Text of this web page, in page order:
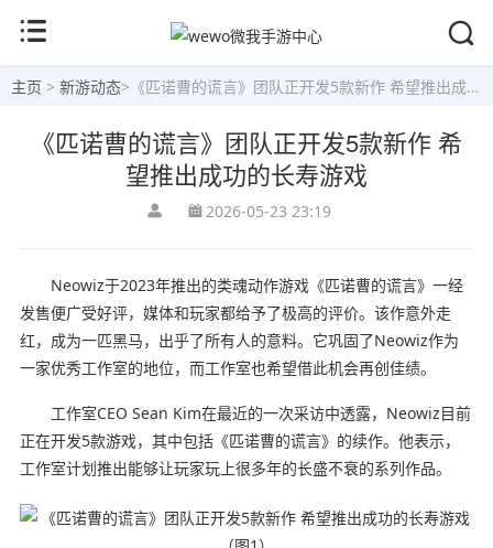
主页 > 新游动态> 《匹诺曹的谎言》团队正开发5款新作 希望推出成功的长寿游戏
《匹诺曹的谎言》团队正开发5款新作 希
望推出成功的长寿游戏
2026-05-23 23:19
Neowiz于2023年推出的类魂动作游戏《匹诺曹的谎言》一经
发售便广受好评，媒体和玩家都给予了极高的评价。该作意外走
红，成为一匹黑马，出乎了所有人的意料。它巩固了Neowiz作为
一家优秀工作室的地位，而工作室也希望借此机会再创佳绩。
工作室CEO Sean Kim在最近的一次采访中透露，Neowiz目前
正在开发5款游戏，其中包括《匹诺曹的谎言》的续作。他表示，
工作室计划推出能够让玩家玩上很多年的长盛不衰的系列作品。